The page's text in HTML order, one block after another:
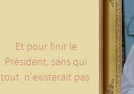
Et pour finir le
Président, sans qui
tout n'existerait pas